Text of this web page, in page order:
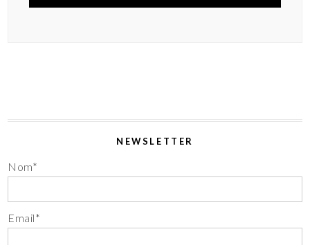
NEWSLETTER
Nom*
Email*